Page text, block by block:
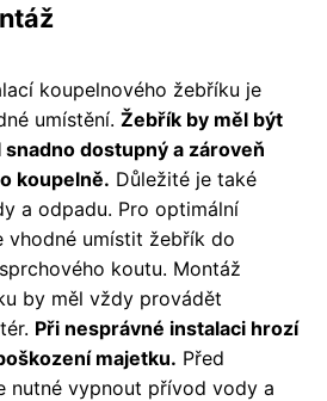
koupelnového žebříku je
umístění. Žebřík by měl být
dostupný a zároveň
koupelně. Důležité je také
a odpadu. Pro optimální
vhodné umístit žebřík do
koutu. Montáž
by měl vždy provádět
Při nesprávné instalaci hrozí
majetku. Před
nutné vypnout přívod vody a